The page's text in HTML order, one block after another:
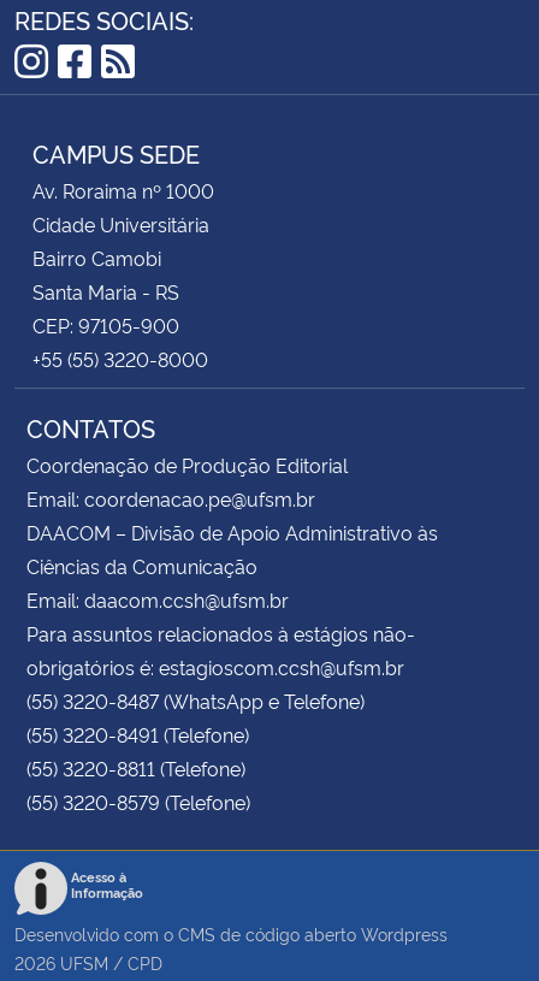
REDES SOCIAIS:
Instagram
Facebook
RSS
CAMPUS SEDE
Av. Roraima nº 1000
Cidade Universitária
Bairro Camobi
Santa Maria - RS
CEP: 97105-900
+55 (55) 3220-8000
CONTATOS
Coordenação de Produção Editorial
Email: coordenacao.pe@ufsm.br
DAACOM – Divisão de Apoio Administrativo às
Ciências da Comunicação
Email: daacom.ccsh@ufsm.br
Para assuntos relacionados à estágios não-
obrigatórios é: estagioscom.ccsh@ufsm.br
(55) 3220-8487 (WhatsApp e Telefone)
(55) 3220-8491 (Telefone)
(55) 3220-8811 (Telefone)
(55) 3220-8579 (Telefone)
Acesso à
Informação
Desenvolvido com o CMS de código aberto Wordpress
2026 UFSM / CPD